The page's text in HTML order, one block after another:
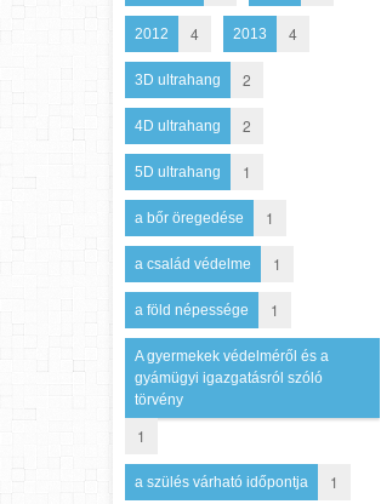
2012 4 2013 4
3D ultrahang 2
4D ultrahang 2
5D ultrahang 1
a bőr öregedése 1
a család védelme 1
a föld népessége 1
A gyermekek védelméről és a
gyámügyi igazgatásról szóló
törvény
1
a szülés várható időpontja 1